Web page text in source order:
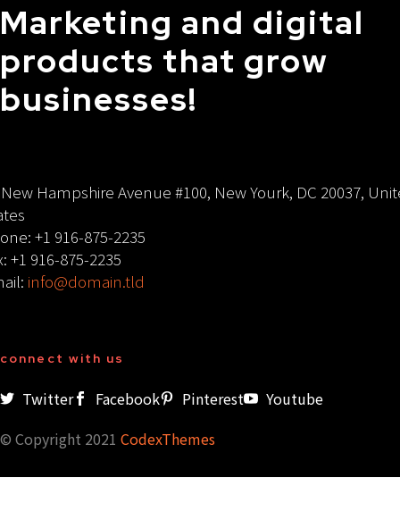
Marketing and digital
products that grow
businesses!
Hampshire Avenue #100, New Yourk, DC 20037,
+1 916-875-2235
+1 916-875-2235
info@domain.tld
connect with us
Twitter Facebook Pinterest
Youtube
© Copyright 2021 CodexThemes